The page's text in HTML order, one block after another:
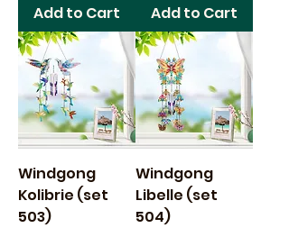
Add to Cart Add to Cart
Windgong
Kolibrie (set
503)
Windgong
Libelle (set
504)